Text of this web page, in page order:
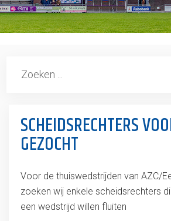
SCHEIDSRECHTERS
GEZOCHT
Voor de thuiswedstrijden van AZC/
zoeken wij enkele scheidsrechters
een wedstrijd willen fluiten